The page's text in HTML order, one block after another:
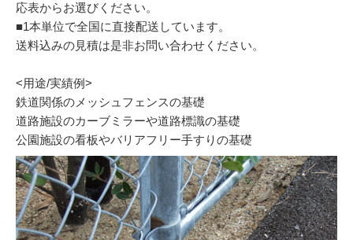
応表からお選びください。
■1本単位で全国に直接配送しています。
送料込みの見積は是非お問い合わせください。
<用途/実績例>
鉄道関係のメッシュフェンスの基礎
道路施設のカーブミラーや道路標識の基礎
公園施設の看板やバリアフリー手すりの基礎